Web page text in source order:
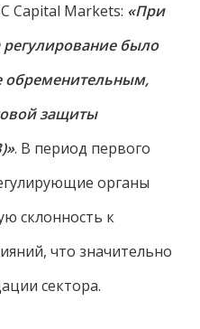
Capital Markets: «При
было
обременительным,
защиты
. В период первого
органы
склонность к
что значительно
сектора.